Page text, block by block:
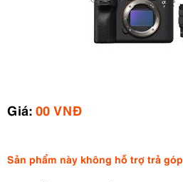
Giá: 00 VNĐ
Sản phẩm này không hỗ trợ trả góp